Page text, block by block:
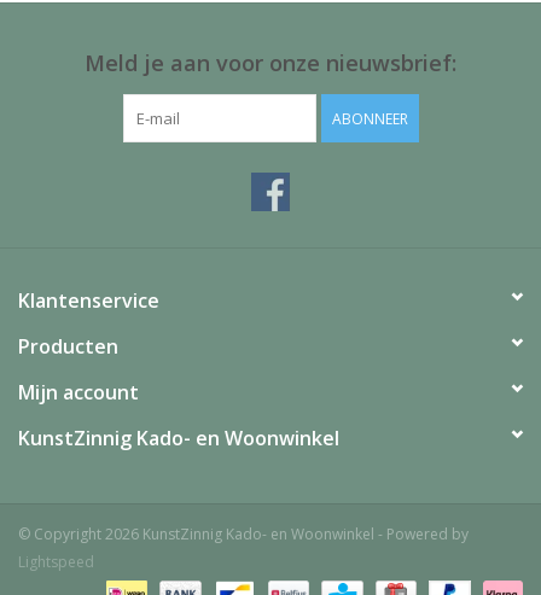
Meld je aan voor onze nieuwsbrief:
ABONNEER
Klantenservice
Producten
Mijn account
KunstZinnig Kado- en Woonwinkel
© Copyright 2026 KunstZinnig Kado- en Woonwinkel - Powered by
Lightspeed